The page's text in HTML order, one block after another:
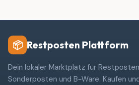
📦 Restposten Plattform
Dein lokaler Marktplatz für
Sonderposten und B-Ware. Kaufen